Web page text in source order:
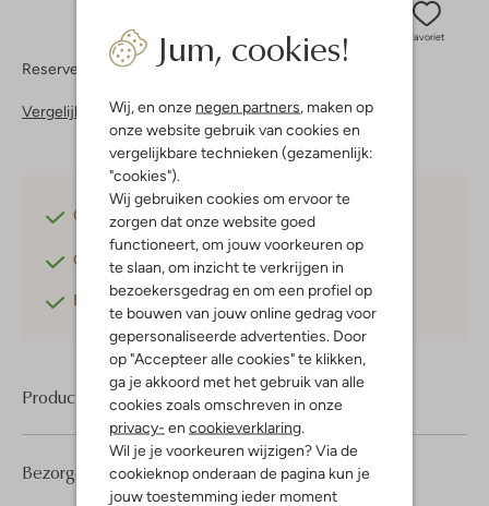
Jum, cookies!
Wij, en onze negen partners, maken op
onze website gebruik van cookies en
vergelijkbare technieken (gezamenlijk:
"cookies").
Wij gebruiken cookies om ervoor te
zorgen dat onze website goed
functioneert, om jouw voorkeuren op
te slaan, om inzicht te verkrijgen in
bezoekersgedrag en om een profiel op
te bouwen van jouw online gedrag voor
gepersonaliseerde advertenties. Door
op "Accepteer alle cookies" te klikken,
ga je akkoord met het gebruik van alle
cookies zoals omschreven in onze
privacy- en cookieverklaring.
Wil je je voorkeuren wijzigen? Via de
cookieknop onderaan de pagina kun je
jouw toestemming ieder moment
Favoriet
Reserveer direct in een van onze 37 boutiques
Vergelijkbare items
Gratis verzending vanaf €75,-
Gratis retourneren binnen 30 dagen*
Betaal achterafmet Klarna
Product informatie
Bezorgen & retourneren